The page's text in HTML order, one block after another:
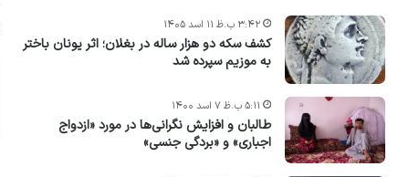
کشف سکه دو هزار ساله در بغلان؛ اثر یونان باختر
به موزیم سپرده شد
۳:۴۲ ب.ظ ۱۱ اسد ۱۴۰۵
طالبان و افزایش نگرانی‌ها در مورد «ازدواج
اجباری» و «بردگی جنسی»
۵:۱۱ ب.ظ ۷ اسد ۱۴۰۰